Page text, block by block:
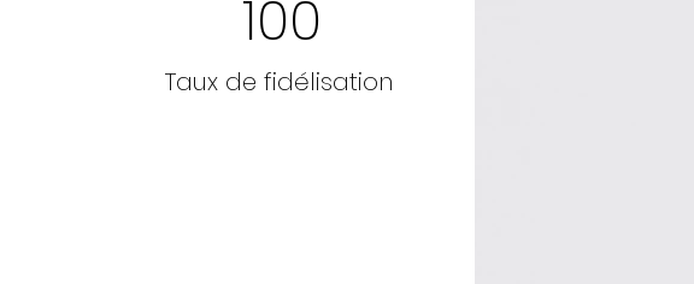
100
Taux de fidélisation